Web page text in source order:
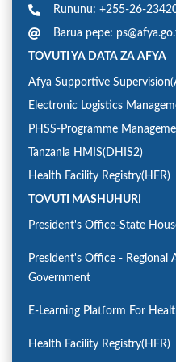
Rununu: +255-26-
Barua pepe:
TOVUTI YA DATA ZA AFYA
Afya Supportive
Electronic Logistics
PHSS-Programme
Tanzania HMIS(DHIS2)
Health Facility Registry(HFR)
TOVUTI MASHUHURI
President's Office-State
President's Office - Regional
Government
E-Learning Platform For
Health Facility Registry(HFR)